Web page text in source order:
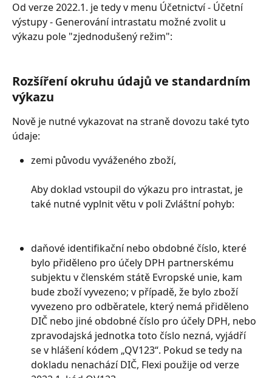
Od verze 2022.1. je tedy v menu Účetnictví - Účetní
výstupy - Generování intrastatu možné zvolit u
výkazu pole "zjednodušený režim":
Rozšíření okruhu údajů ve standardním
výkazu
Nově je nutné vykazovat na straně dovozu také tyto
údaje:
zemi původu vyváženého zboží,
Aby doklad vstoupil do výkazu pro intrastat, je
také nutné vyplnit větu v poli Zvláštní pohyb:
daňové identifikační nebo obdobné číslo, které
bylo přiděleno pro účely DPH partnerskému
subjektu v členském státě Evropské unie, kam
bude zboží vyvezeno; v případě, že bylo zboží
vyvezeno pro odběratele, který nemá přiděleno
DIČ nebo jiné obdobné číslo pro účely DPH, nebo
zpravodajská jednotka toto číslo nezná, vyjádří
se v hlášení kódem „QV123“. Pokud se tedy na
dokladu nenachází DIČ, Flexi použije od verze